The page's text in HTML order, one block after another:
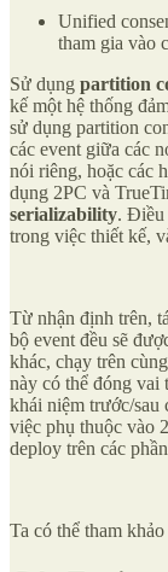
Unified
tham gia vào
Sử dụng partition
kế một hệ thống
sử dụng partition
các event giữa các
nói riêng, hoặc các
dụng 2PC và
serializability. Điều
trong việc thiết kế,
Từ nhận định trên,
bộ event đều sẽ
khác, chạy trên
này có thể đóng vai
khái niệm trước/sau
việc phụ thuộc vào
deploy trên các
Ta có thể tham